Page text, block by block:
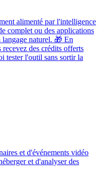
alimenté par l'intelligence
complet ou des applications
naturel. 🎁 En
des crédits offerts
tester l'outil sans sortir la
et d'événements vidéo
et d'analyser des